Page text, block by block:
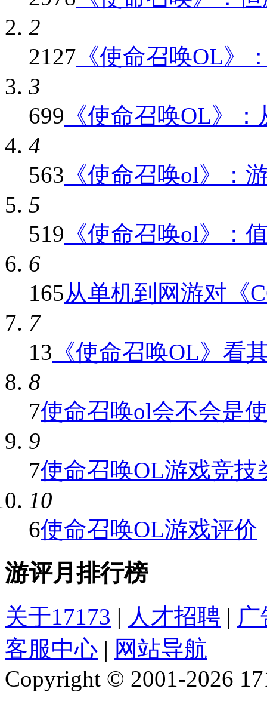
2
2127 《使命召唤OL》
3
699 《使命召唤OL》
4
563 《使命召唤ol》：
5
519 《使命召唤ol》：
6
165从单机到网游对《
7
13 《使命召唤OL》看
8
7使命召唤ol会不会是
9
7使命召唤OL游戏竞技
10
6使命召唤OL游戏评价
游评月排行榜
关于17173 | 人才招聘 |
客服中心 | 网站导航
Copyright © 2001-2026